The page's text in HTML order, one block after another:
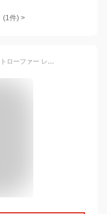
(1件) >
[スリーピングシープ] レディース ビットローファー レースアップ シューズ 通勤 通学 (38(日本サイズ24cm)L, マットブラック)